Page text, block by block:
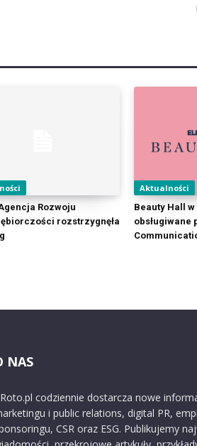
Rozwoju
rozstrzygnęła
Aktualności
Beauty Hall
obsługiwane
NAS
codziennie dostarcza nowe
i public relations, digital PR,
CSR oraz ESG. Publikujemy